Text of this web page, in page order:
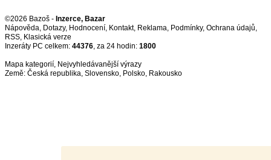
©2026 Bazoš - Inzerce, Bazar
Nápověda, Dotazy, Hodnocení, Kontakt, Reklama, Podmínky, Ochrana údajů,
RSS,
Inzeráty PC celkem: 44376, za 24 hodin: 1800
Mapa kategorií, Nejvyhledávanější výrazy
Země: Česká republika, Slovensko, Polsko, Rakousko